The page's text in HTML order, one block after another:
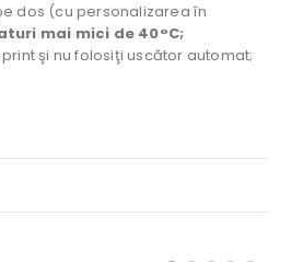
dos (cu personalizarea în
mai mici de 40°C;
şi nu folosiţi uscător automat;